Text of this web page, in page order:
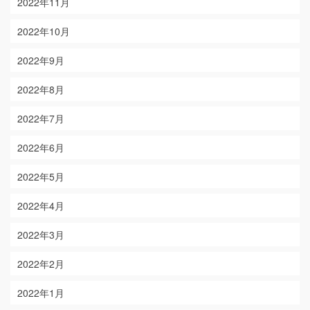
2022年10月
2022年9月
2022年8月
2022年7月
2022年6月
2022年5月
2022年4月
2022年3月
2022年2月
2022年1月